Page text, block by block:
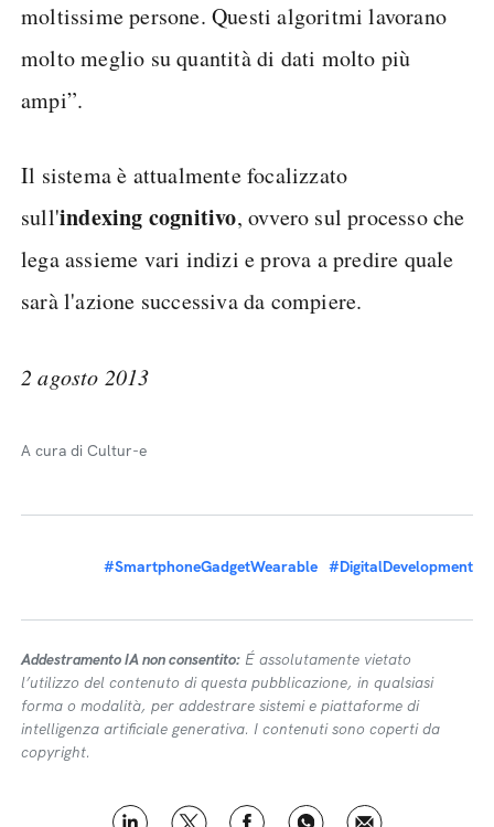
moltissime persone. Questi algoritmi lavorano
molto meglio su quantità di dati molto più
ampi”.
Il sistema è attualmente focalizzato
sull'indexing cognitivo, ovvero sul processo che
lega assieme vari indizi e prova a predire quale
sarà l'azione successiva da compiere.
2 agosto 2013
A cura di Cultur-e
#SmartphoneGadgetWearable #DigitalDevelopment
Addestramento IA non consentito: É assolutamente vietato
l’utilizzo del contenuto di questa pubblicazione, in qualsiasi
forma o modalità, per addestrare sistemi e piattaforme di
intelligenza artificiale generativa. I contenuti sono coperti da
copyright.